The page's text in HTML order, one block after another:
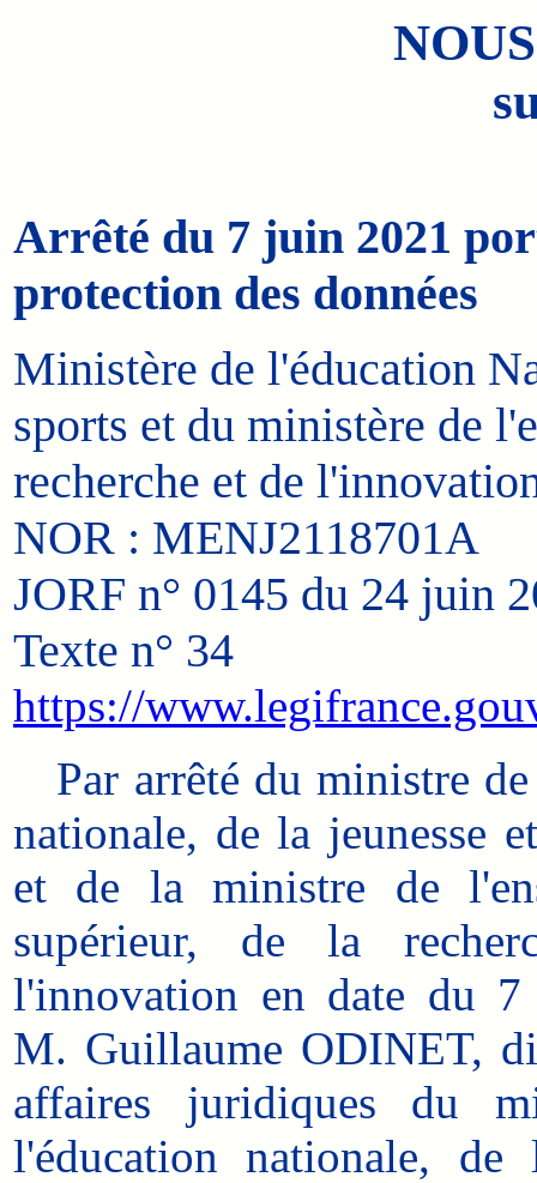
Arrêté du 7 juin 2021
protection des données
Ministère de l'éducation
sports et du ministère de
recherche et de
NOR : MENJ2118701A
JORF n° 0145 du 24 juin
Texte n° 34
https://
Par arrêté du ministre
nationale, de la jeunesse
et de la ministre de
supérieur, de la
l'innovation en date du
M. Guillaume ODINET,
affaires juridiques du
l'éducation nationale,